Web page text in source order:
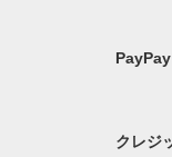
PayPay
クレジ